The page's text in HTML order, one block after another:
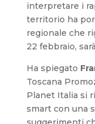
interpretare i
territorio ha
regionale che
22 febbraio,
Ha spiegato
Toscana
Planet Italia si
smart con una